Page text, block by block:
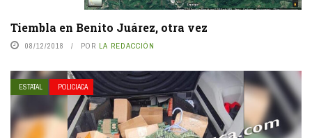
Tiembla en Benito Juárez, otra vez
08/12/2018 POR LA REDACCIÓN
ESTATAL POLICIACA